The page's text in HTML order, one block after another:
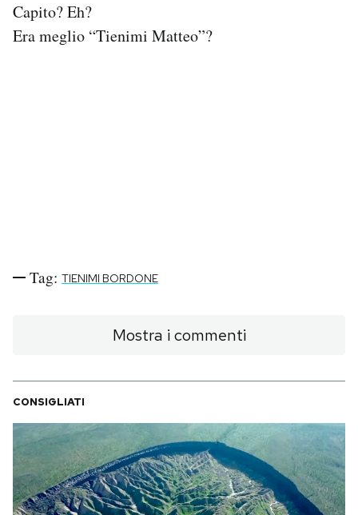
Capito? Eh?
Era meglio “Tienimi Matteo”?
Tag: TIENIMI BORDONE
Mostra i commenti
CONSIGLIATI